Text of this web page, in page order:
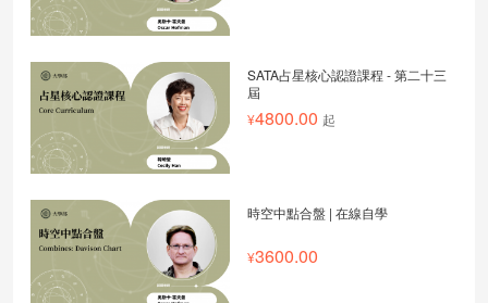
SATA占星核心認證課程 - 第二十三
屆
4800.00 起
時空中點合盤 | 在線自學
3600.00